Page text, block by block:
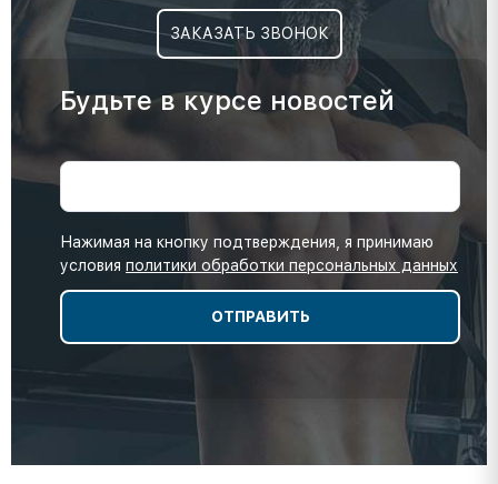
ЗАКАЗАТЬ ЗВОНОК
Будьте в курсе новостей
Нажимая на кнопку подтверждения, я принимаю
условия политики обработки персональных данных